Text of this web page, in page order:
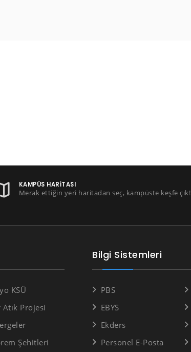
KAMPÜS HARITASI
Merak ettiğin yeri haritadan seç, kampüste keşfe çık!
KSÜ
Atık Projesi
Şehitleri
Bilgi Sistemleri
PBS
EBYS
Ekders
Personel E-Posta